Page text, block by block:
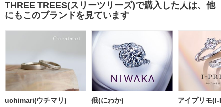
THREE TREES(スリーツリーズ)で購入した人は、他
にもこのブランドを見ています
uchimari(ウチマリ) 俄(にわか) アイプリモ(I-